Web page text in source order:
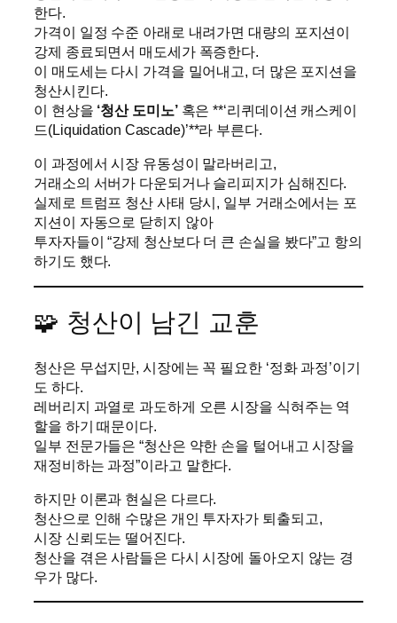
한다.
가격이 일정 수준 아래로 내려가면 대량의 포지션이
강제 종료되면서 매도세가 폭증한다.
이 매도세는 다시 가격을 밀어내고, 더 많은 포지션을
청산시킨다.
이 현상을 ‘청산 도미노’혹은 **‘리퀴데이션 캐스케이
드(Liquidation Cascade)’**라 부른다.
이 과정에서 시장 유동성이 말라버리고,
거래소의 서버가 다운되거나 슬리피지가 심해진다.
실제로 트럼프 청산 사태 당시, 일부 거래소에서는 포
지션이 자동으로 닫히지 않아
투자자들이 “강제 청산보다 더 큰 손실을 봤다”고 항의
하기도 했다.
🧩 청산이 남긴 교훈
청산은 무섭지만, 시장에는 꼭 필요한 ‘정화 과정’이기
도 하다.
레버리지 과열로 과도하게 오른 시장을 식혀주는 역
할을 하기 때문이다.
일부 전문가들은 “청산은 약한 손을 털어내고 시장을
재정비하는 과정”이라고 말한다.
하지만 이론과 현실은 다르다.
청산으로 인해 수많은 개인 투자자가 퇴출되고,
시장 신뢰도는 떨어진다.
청산을 겪은 사람들은 다시 시장에 돌아오지 않는 경
우가 많다.